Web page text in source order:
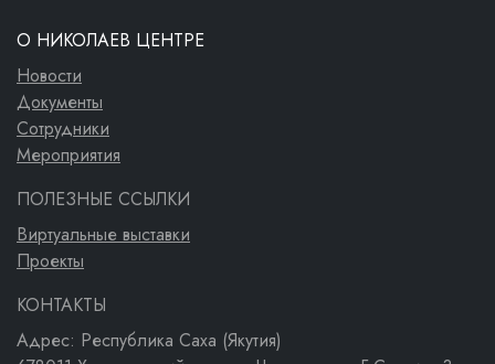
О НИКОЛАЕВ ЦЕНТРЕ
Новости
Документы
Сотрудники
Мероприятия
ПОЛЕЗНЫЕ ССЫЛКИ
Виртуальные выставки
Проекты
КОНТАКТЫ
Адрес: Республика Саха (Якутия)